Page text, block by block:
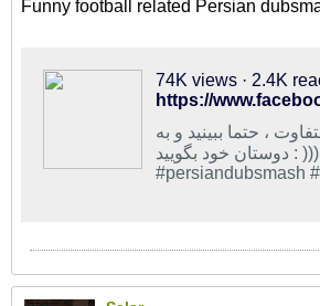
Funny football related Persian
، حتما ببینید و به
دوستان خود بگویید : )))
#persiandubsmash